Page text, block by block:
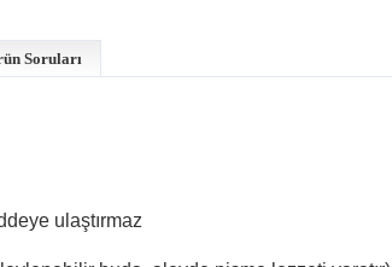
Soruları
ulaştırmaz